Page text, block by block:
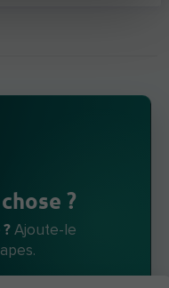
?
Ajoute-le